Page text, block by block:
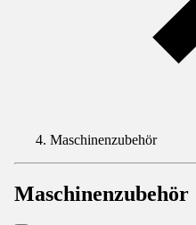
Maschinenzubehör
Maschinenzubehör